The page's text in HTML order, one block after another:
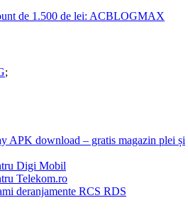
de 1.500 de lei: ACBLOGMAX
;
APK download – gratis magazin plei și
Digi Mobil
Telekom.ro
deranjamente RCS RDS